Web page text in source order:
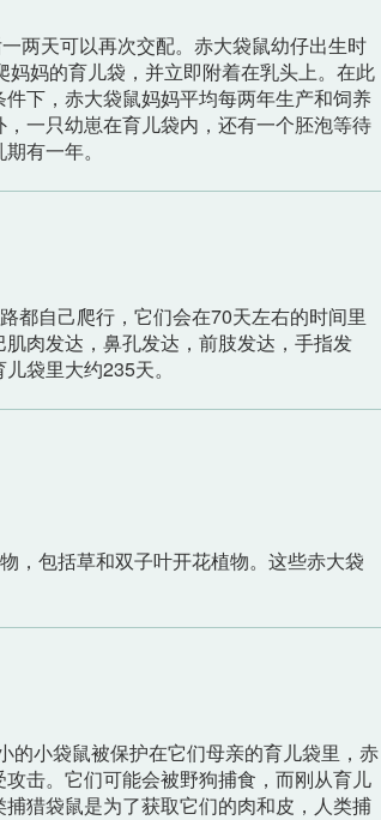
两天可以再次交配。赤大袋鼠幼仔出生时
妈的育儿袋，并立即附着在乳头上。在此
下，赤大袋鼠妈妈平均每两年生产和饲养
一只幼崽在育儿袋内，还有一个胚泡等待
有一年。
都自己爬行，它们会在70天左右的时间里
肉发达，鼻孔发达，前肢发达，手指发
袋里大约235天。
，包括草和双子叶开花植物。这些赤大袋
的小袋鼠被保护在它们母亲的育儿袋里，赤
击。它们可能会被野狗捕食，而刚从育儿
猎袋鼠是为了获取它们的肉和皮，人类捕